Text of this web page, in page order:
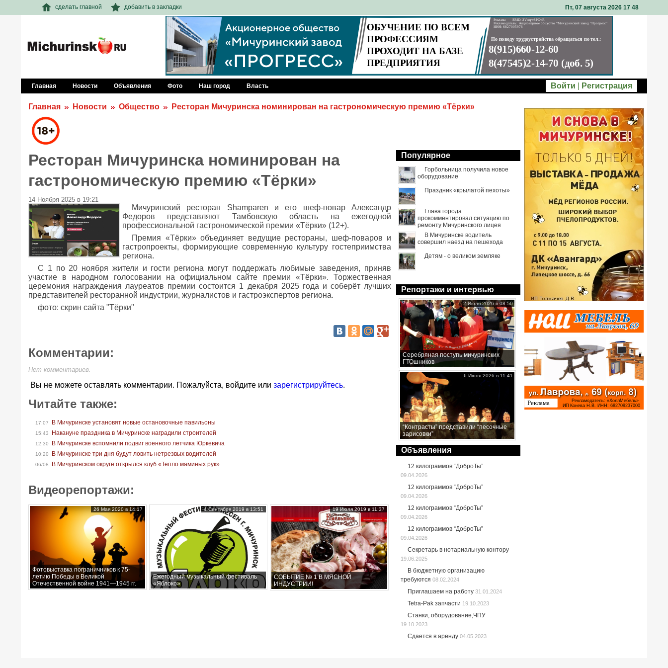
сделать главной добавить в закладки Пт, 07 августа 2026 17 48
Главная Новости Объявления Фото Наш город Власть Войти Регистрация
Главная Новости Общество Ресторан Мичуринска номинирован на гастрономическую премию «Тёрки»
Ресторан Мичуринска номинирован на
гастрономическую премию «Тёрки»
14 Ноября 2025 в 19:21
Мичуринский ресторан Shamparen и его шеф-повар Александр
Федоров представляют Тамбовскую область на ежегодной
профессиональной гастрономической премии «Тёрки» (12+).
Премия «Тёрки» объединяет ведущие рестораны, шеф-поваров и
гастропроекты, формирующие современную культуру гостеприимства
региона.
С 1 по 20 ноября жители и гости региона могут поддержать любимые заведения, приняв
участие в народном голосовании на официальном сайте премии «Тёрки». Торжественная
церемония награждения лауреатов премии состоится 1 декабря 2025 года и соберёт лучших
представителей ресторанной индустрии, журналистов и гастроэкспертов региона.
фото: скрин сайта "Тёрки"
Комментарии:
Нет комментариев.
Вы не можете оставлять комментарии. Пожалуйста, войдите или зарегистрируйтесь.
Читайте также:
17:07 В Мичуринске установят новые остановочные павильоны
15:43 Накануне праздника в Мичуринске наградили строителей
12:30 В Мичуринске вспомнили подвиг военного летчика Юркевича
10:20 В Мичуринске три дня будут ловить нетрезвых водителей
06/08 В Мичуринском округе открылся клуб «Тепло маминых рук»
Видеорепортажи:
Фотовыставка пограничников к 75-
летию Победы в Великой
Отечественной войне 1941—1945 гг.
26 Мая 2020 в 14:17
Ежегодный музыкальный фестиваль
«Яблоко»
4 Сентября 2019 в 13:51
СОБЫТИЕ № 1 В МЯСНОЙ
ИНДУСТРИИ!
19 Июля 2019 в 11:37
Популярное
Горбольница получила новое
оборудование
Праздник «крылатой пехоты»
Глава города
прокомментировал ситуацию по
ремонту Мичуринского лицея
В Мичуринске водитель
совершил наезд на пешехода
Детям - о великом земляке
Репортажи и интервью
Серебряная поступь мичуринских
ГТОшников
2 Июля 2026 в 08:50
“Контрасты” представили “песочные
зарисовки”
6 Июня 2026 в 11:41
Объявления
12 килограммов “ДоброТы”
09.04.2026
12 килограммов “ДоброТы”
09.04.2026
12 килограммов “ДоброТы”
09.04.2026
12 килограммов “ДоброТы”
09.04.2026
Секретарь в нотариальную контору
19.06.2025
В бюджетную организацию
требуются 08.02.2024
Приглашаем на работу 31.01.2024
Tetra-Pak запчасти 19.10.2023
Станки, оборудование,ЧПУ
19.10.2023
Сдается в аренду 04.05.2023